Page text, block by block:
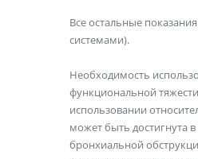
Все остальные
системами).
Необходимость
функциональной
использовании
может быть достигнута
бронхиальной